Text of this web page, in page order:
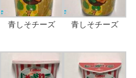
青しそチーズ 青しそチーズ